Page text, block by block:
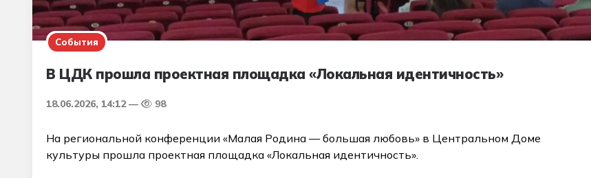
События
В ЦДК прошла проектная площадка «Локальная идентичность»
18.06.2026, 14:12 98
На региональной конференции «Малая Родина — большая любовь» в Центральном Доме
культуры прошла проектная площадка «Локальная идентичность».